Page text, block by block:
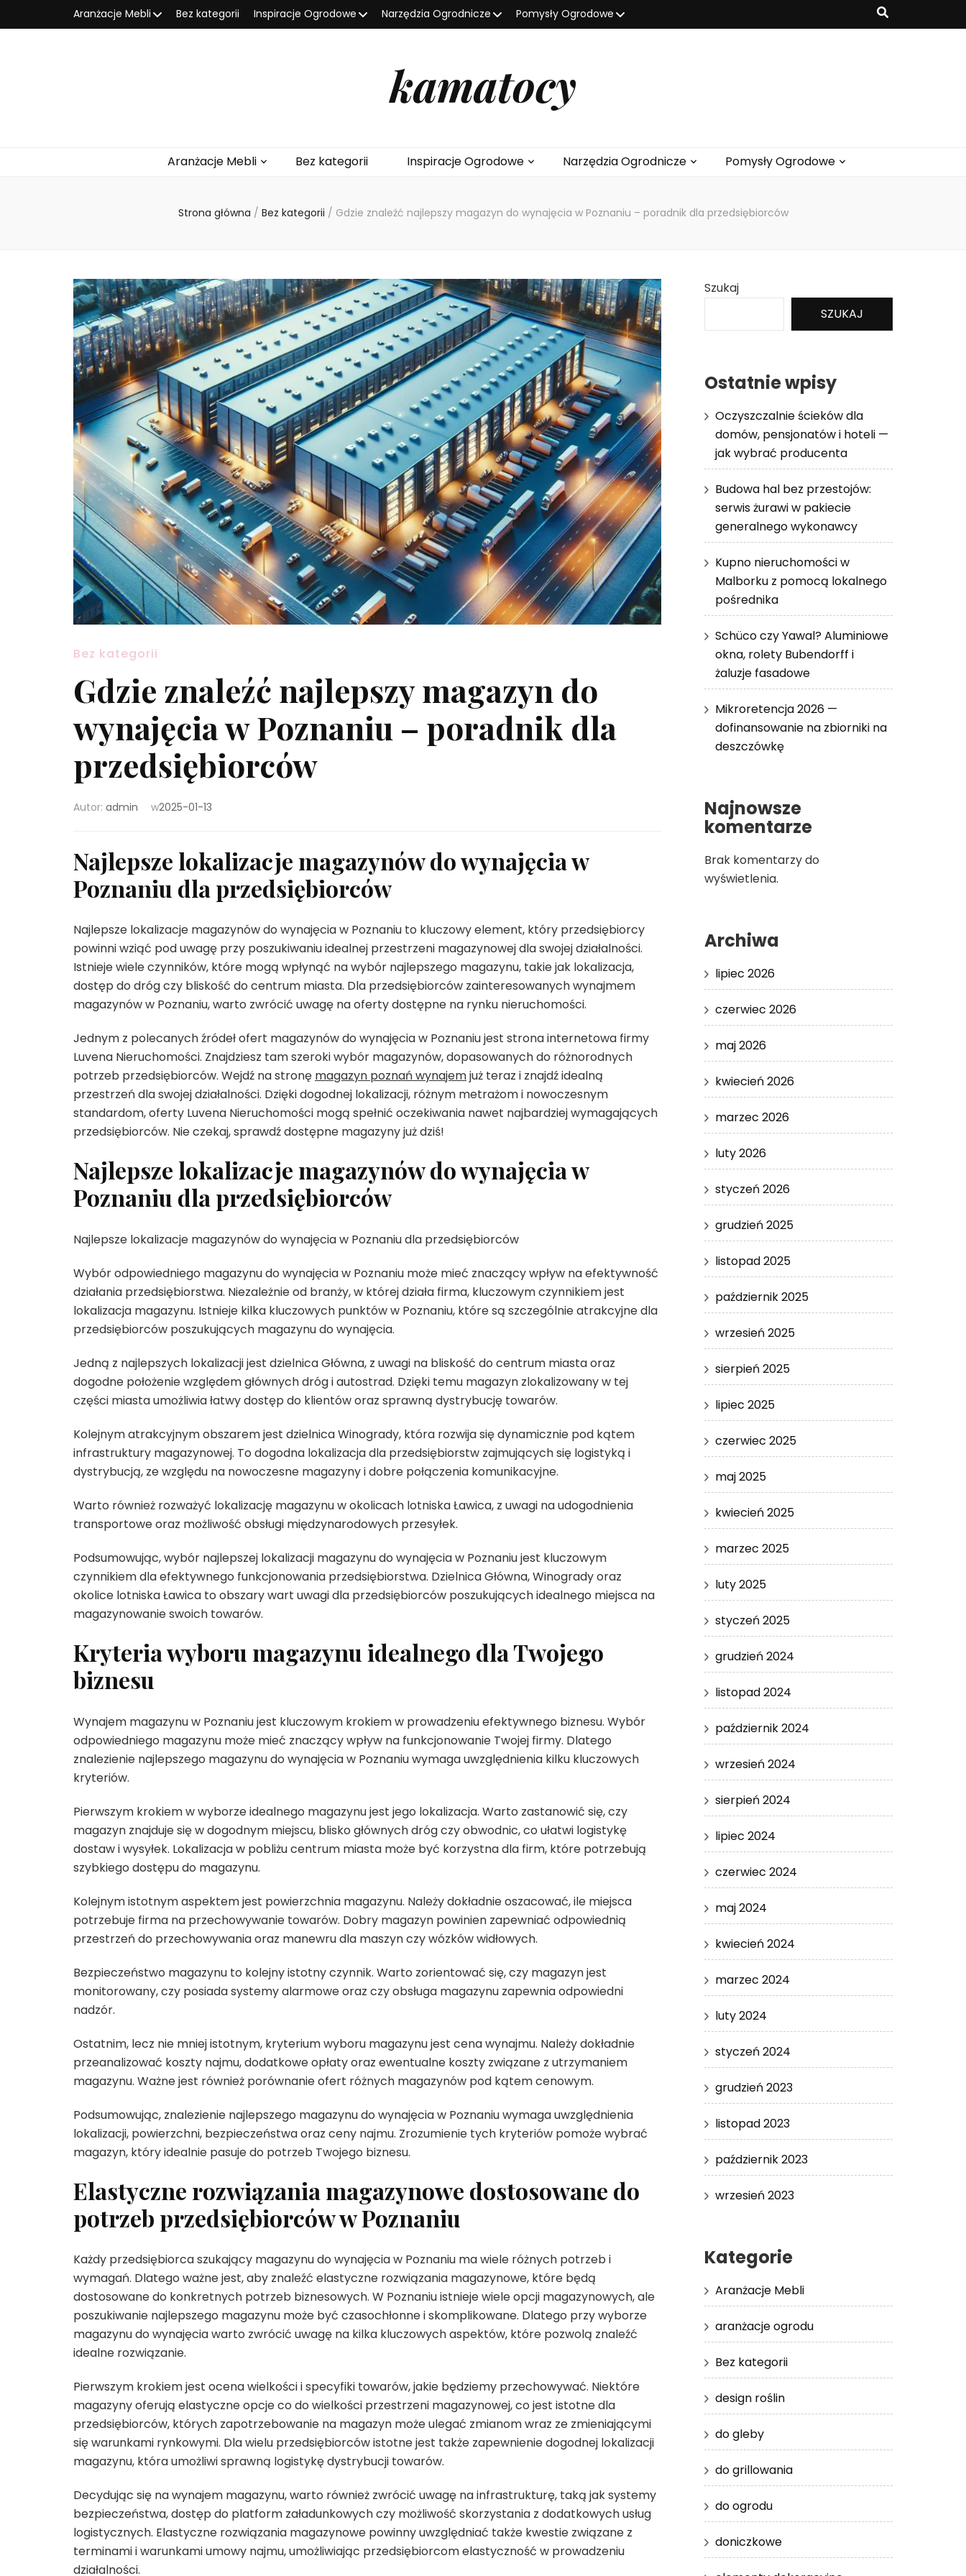
Aranżacje Mebli Bez kategorii Inspiracje Ogrodowe Narzędzia Ogrodnicze Pomysły Ogrodowe
kamatocy
Aranżacje Mebli Bez kategorii Inspiracje Ogrodowe Narzędzia Ogrodnicze Pomysły Ogrodowe
Strona główna / Bez kategorii / Gdzie znaleźć najlepszy magazyn do wynajęcia w Poznaniu – poradnik dla przedsiębiorców
Bez kategorii
Gdzie znaleźć najlepszy magazyn do
wynajęcia w Poznaniu – poradnik dla
przedsiębiorców
Autor: admin w2025-01-13
Najlepsze lokalizacje magazynów do wynajęcia w
Poznaniu dla przedsiębiorców
Najlepsze lokalizacje magazynów do wynajęcia w Poznaniu to kluczowy element, który przedsiębiorcy
powinni wziąć pod uwagę przy poszukiwaniu idealnej przestrzeni magazynowej dla swojej działalności.
Istnieje wiele czynników, które mogą wpłynąć na wybór najlepszego magazynu, takie jak lokalizacja,
dostęp do dróg czy bliskość do centrum miasta. Dla przedsiębiorców zainteresowanych wynajmem
magazynów w Poznaniu, warto zwrócić uwagę na oferty dostępne na rynku nieruchomości.
Jednym z polecanych źródeł ofert magazynów do wynajęcia w Poznaniu jest strona internetowa firmy
Luvena Nieruchomości. Znajdziesz tam szeroki wybór magazynów, dopasowanych do różnorodnych
potrzeb przedsiębiorców. Wejdź na stronę magazyn poznań wynajemjuż teraz i znajdź idealną
przestrzeń dla swojej działalności. Dzięki dogodnej lokalizacji, różnym metrażom i nowoczesnym
standardom, oferty Luvena Nieruchomości mogą spełnić oczekiwania nawet najbardziej wymagających
przedsiębiorców. Nie czekaj, sprawdź dostępne magazyny już dziś!
Najlepsze lokalizacje magazynów do wynajęcia w
Poznaniu dla przedsiębiorców
Najlepsze lokalizacje magazynów do wynajęcia w Poznaniu dla przedsiębiorców
Wybór odpowiedniego magazynu do wynajęcia w Poznaniu może mieć znaczący wpływ na efektywność
działania przedsiębiorstwa. Niezależnie od branży, w której działa firma, kluczowym czynnikiem jest
lokalizacja magazynu. Istnieje kilka kluczowych punktów w Poznaniu, które są szczególnie atrakcyjne dla
przedsiębiorców poszukujących magazynu do wynajęcia.
Jedną z najlepszych lokalizacji jest dzielnica Główna, z uwagi na bliskość do centrum miasta oraz
dogodne położenie względem głównych dróg i autostrad. Dzięki temu magazyn zlokalizowany w tej
części miasta umożliwia łatwy dostęp do klientów oraz sprawną dystrybucję towarów.
Kolejnym atrakcyjnym obszarem jest dzielnica Winogrady, która rozwija się dynamicznie pod kątem
infrastruktury magazynowej. To dogodna lokalizacja dla przedsiębiorstw zajmujących się logistyką i
dystrybucją, ze względu na nowoczesne magazyny i dobre połączenia komunikacyjne.
Warto również rozważyć lokalizację magazynu w okolicach lotniska Ławica, z uwagi na udogodnienia
transportowe oraz możliwość obsługi międzynarodowych przesyłek.
Podsumowując, wybór najlepszej lokalizacji magazynu do wynajęcia w Poznaniu jest kluczowym
czynnikiem dla efektywnego funkcjonowania przedsiębiorstwa. Dzielnica Główna, Winogrady oraz
okolice lotniska Ławica to obszary wart uwagi dla przedsiębiorców poszukujących idealnego miejsca na
magazynowanie swoich towarów.
Kryteria wyboru magazynu idealnego dla Twojego
biznesu
Wynajem magazynu w Poznaniu jest kluczowym krokiem w prowadzeniu efektywnego biznesu. Wybór
odpowiedniego magazynu może mieć znaczący wpływ na funkcjonowanie Twojej firmy. Dlatego
znalezienie najlepszego magazynu do wynajęcia w Poznaniu wymaga uwzględnienia kilku kluczowych
kryteriów.
Pierwszym krokiem w wyborze idealnego magazynu jest jego lokalizacja. Warto zastanowić się, czy
magazyn znajduje się w dogodnym miejscu, blisko głównych dróg czy obwodnic, co ułatwi logistykę
dostaw i wysyłek. Lokalizacja w pobliżu centrum miasta może być korzystna dla firm, które potrzebują
szybkiego dostępu do magazynu.
Kolejnym istotnym aspektem jest powierzchnia magazynu. Należy dokładnie oszacować, ile miejsca
potrzebuje firma na przechowywanie towarów. Dobry magazyn powinien zapewniać odpowiednią
przestrzeń do przechowywania oraz manewru dla maszyn czy wózków widłowych.
Bezpieczeństwo magazynu to kolejny istotny czynnik. Warto zorientować się, czy magazyn jest
monitorowany, czy posiada systemy alarmowe oraz czy obsługa magazynu zapewnia odpowiedni
nadzór.
Ostatnim, lecz nie mniej istotnym, kryterium wyboru magazynu jest cena wynajmu. Należy dokładnie
przeanalizować koszty najmu, dodatkowe opłaty oraz ewentualne koszty związane z utrzymaniem
magazynu. Ważne jest również porównanie ofert różnych magazynów pod kątem cenowym.
Podsumowując, znalezienie najlepszego magazynu do wynajęcia w Poznaniu wymaga uwzględnienia
lokalizacji, powierzchni, bezpieczeństwa oraz ceny najmu. Zrozumienie tych kryteriów pomoże wybrać
magazyn, który idealnie pasuje do potrzeb Twojego biznesu.
Elastyczne rozwiązania magazynowe dostosowane do
potrzeb przedsiębiorców w Poznaniu
Każdy przedsiębiorca szukający magazynu do wynajęcia w Poznaniu ma wiele różnych potrzeb i
wymagań. Dlatego ważne jest, aby znaleźć elastyczne rozwiązania magazynowe, które będą
dostosowane do konkretnych potrzeb biznesowych. W Poznaniu istnieje wiele opcji magazynowych, ale
poszukiwanie najlepszego magazynu może być czasochłonne i skomplikowane. Dlatego przy wyborze
magazynu do wynajęcia warto zwrócić uwagę na kilka kluczowych aspektów, które pozwolą znaleźć
idealne rozwiązanie.
Pierwszym krokiem jest ocena wielkości i specyfiki towarów, jakie będziemy przechowywać. Niektóre
magazyny oferują elastyczne opcje co do wielkości przestrzeni magazynowej, co jest istotne dla
przedsiębiorców, których zapotrzebowanie na magazyn może ulegać zmianom wraz ze zmieniającymi
się warunkami rynkowymi. Dla wielu przedsiębiorców istotne jest także zapewnienie dogodnej lokalizacji
magazynu, która umożliwi sprawną logistykę dystrybucji towarów.
Decydując się na wynajem magazynu, warto również zwrócić uwagę na infrastrukturę, taką jak systemy
bezpieczeństwa, dostęp do platform załadunkowych czy możliwość skorzystania z dodatkowych usług
logistycznych. Elastyczne rozwiązania magazynowe powinny uwzględniać także kwestie związane z
terminami i warunkami umowy najmu, umożliwiając przedsiębiorcom elastyczność w prowadzeniu
działalności.
Szukaj
SZUKAJ
Ostatnie wpisy
Oczyszczalnie ścieków dla
domów, pensjonatów i hoteli —
jak wybrać producenta
Budowa hal bez przestojów:
serwis żurawi w pakiecie
generalnego wykonawcy
Kupno nieruchomości w
Malborku z pomocą lokalnego
pośrednika
Schüco czy Yawal? Aluminiowe
okna, rolety Bubendorff i
żaluzje fasadowe
Mikroretencja 2026 —
dofinansowanie na zbiorniki na
deszczówkę
Najnowsze
komentarze
Brak komentarzy do
wyświetlenia.
Archiwa
lipiec 2026
czerwiec 2026
maj 2026
kwiecień 2026
marzec 2026
luty 2026
styczeń 2026
grudzień 2025
listopad 2025
październik 2025
wrzesień 2025
sierpień 2025
lipiec 2025
czerwiec 2025
maj 2025
kwiecień 2025
marzec 2025
luty 2025
styczeń 2025
grudzień 2024
listopad 2024
październik 2024
wrzesień 2024
sierpień 2024
lipiec 2024
czerwiec 2024
maj 2024
kwiecień 2024
marzec 2024
luty 2024
styczeń 2024
grudzień 2023
listopad 2023
październik 2023
wrzesień 2023
Kategorie
Aranżacje Mebli
aranżacje ogrodu
Bez kategorii
design roślin
do gleby
do grillowania
do ogrodu
doniczkowe